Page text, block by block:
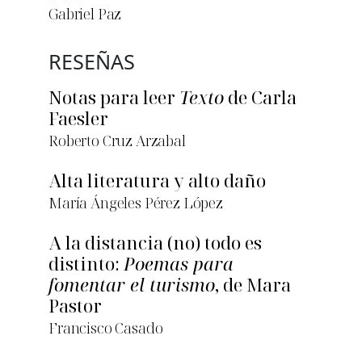
Gabriel Paz
RESEÑAS
Notas para leer Texto de Carla
Faesler
Roberto Cruz Arzabal
Alta literatura y alto daño
María Ángeles Pérez López
A la distancia (no) todo es
distinto: Poemas para
fomentar el turismo, de Mara
Pastor
Francisco Casado